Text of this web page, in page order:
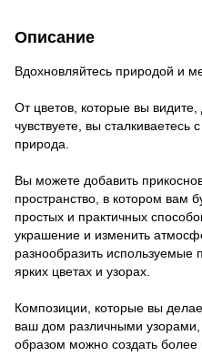
Описание
Вдохновляйтесь природой и
От цветов, которые вы видите,
чувствуете, вы сталкиваетесь
природа.
Вы можете добавить
пространство, в котором вам
простых и практичных
украшение и изменить
разнообразить используемые
ярких цветах и ​​узорах.
Композиции, которые вы
ваш дом различными узорами,
образом можно создать